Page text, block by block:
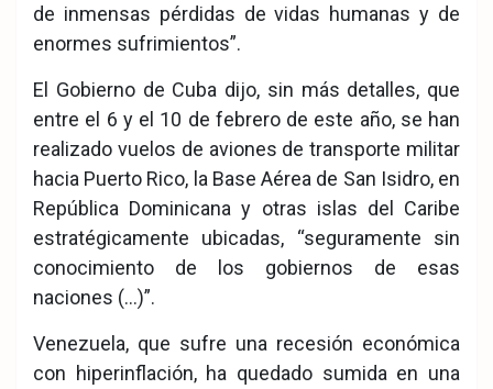
de inmensas pérdidas de vidas humanas y de
enormes sufrimientos”.
El Gobierno de Cuba dijo, sin más detalles, que
entre el 6 y el 10 de febrero de este año, se han
realizado vuelos de aviones de transporte militar
hacia Puerto Rico, la Base Aérea de San Isidro, en
República Dominicana y otras islas del Caribe
estratégicamente ubicadas, “seguramente sin
conocimiento de los gobiernos de esas
naciones (…)”.
Venezuela, que sufre una recesión económica
con hiperinflación, ha quedado sumida en una